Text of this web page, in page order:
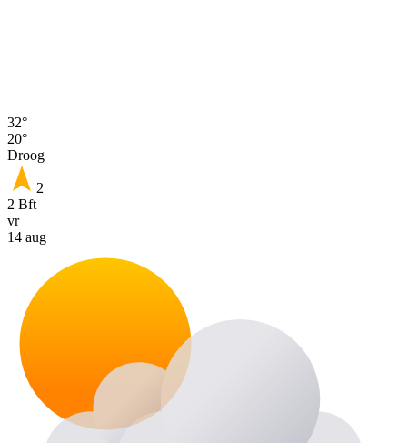
32°
20°
Droog
2
2 Bft
vr
14 aug